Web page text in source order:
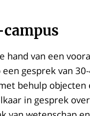
hand van een
een gesprek van
behulp
in gesprek